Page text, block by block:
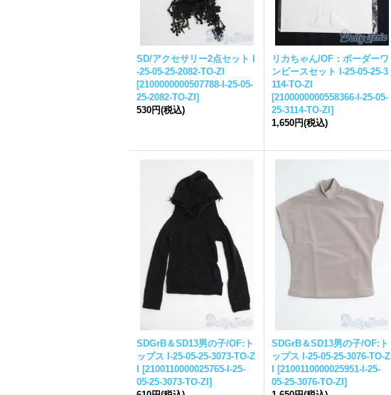
SD/アクセサリー2点セット I
-25-05-25-2082-TO-ZI
[2100000000507788-I-25-05-
25-2082-TO-ZI ]
530円(税込)
リカちゃん/OF：ボーダーワ
ンピースセット I-25-05-25-3
114-TO-ZI
[2100000000558366-I-25-05-
25-3114-TO-ZI ]
1,650円(税込)
SDGrB＆SD13男の子/OF:ト
ップス I-25-05-25-3073-TO-Z
[2100110000025765-I-25-
05-25-3073-TO-ZI ]
SDGrB＆SD13男の子/OF:ト
ップス I-25-05-25-3076-TO-Z
[2100110000025951-I-25-
05-25-3076-TO-ZI ]